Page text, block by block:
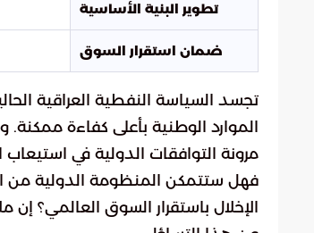
تطوير البنية الأساسية
ضمان استقرار السوق
تجسد السياسة النفطية العراقية
الموارد الوطنية بأعلى كفاءة
مرونة التوافقات الدولية في
فهل ستتمكن المنظومة الدولية من
الإخلال باستقرار السوق العالمي؟